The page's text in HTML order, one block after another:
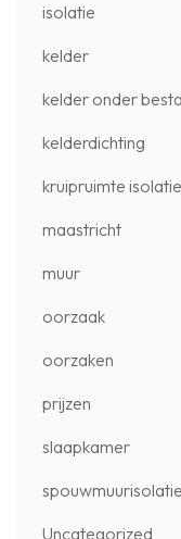
isolatie
kelder
kelder onder
kelderdichting
kruipruimte isolatie
maastricht
muur
oorzaak
oorzaken
prijzen
slaapkamer
spouwmuurisolatie
Uncategorized